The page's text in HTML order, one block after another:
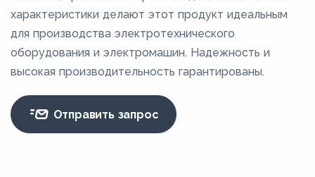
характеристики делают этот продукт идеальным
для производства электротехнического
оборудования и электромашин. Надежность и
высокая производительность гарантированы.
Отправить запрос